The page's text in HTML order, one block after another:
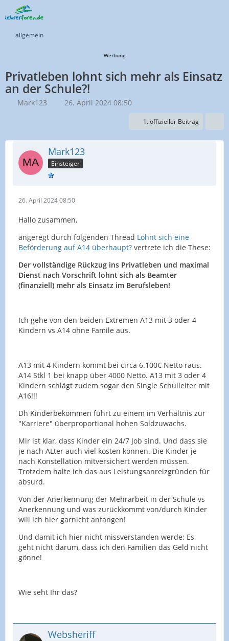
allgemein
Werbung
Privatleben lohnt sich mehr als Einsatz
an der Schule?!
Mark123 26. April 2024 08:50
1. offizieller Beitrag
Mark123
Einsteiger
26. April 2024 08:50
Hallo zusammen,
angeregt durch folgenden Thread Lohnt sich eine
Beförderung auf A14 überhaupt? vertrete ich die These:
Der vollständige Rückzug ins Privatleben und maximal
Dienst nach Vorschrift lohnt sich als Beamter
(finanziell) mehr als Einsatz im Berufsleben!
Ich gehe von den beiden Extremen A13 mit 3 oder 4
Kindern vs A14 ohne Famile aus.
A13 mit 4 Kindern kommt bei circa 6.100€ Netto raus.
A14 Stkl 1 bei knapp über 4000 Netto. A13 mit 3 oder 4
Kindern schlägt zudem sogar den Single Schulleiter mit
A16!!!
Dh Kinderbekommen führt zu einem im Verhältnis zur
"Karriere" überproportional hohen Soldzuwachs.
Mir ist klar, dass Kinder ein 24/7 Job sind. Und dass sie
je nach ALter auch viel kosten können. Die Kinder je
nach Konstellation mitversichert werden müssen.
Trotzdem halte ich das aus Leistungsanreizgründen für
absurd.
Von der Anerkennung der Mehrarbeit in der Schule vs
Anerkennung und was zurückkommt von/durch Kinder
will ich hier garnicht anfangen!
Und damit ich hier nicht missverstanden werde: Es
geht nicht darum, dass ich den Familien das Geld nicht
gönne!
Wie seht Ihr das?
Websheriff